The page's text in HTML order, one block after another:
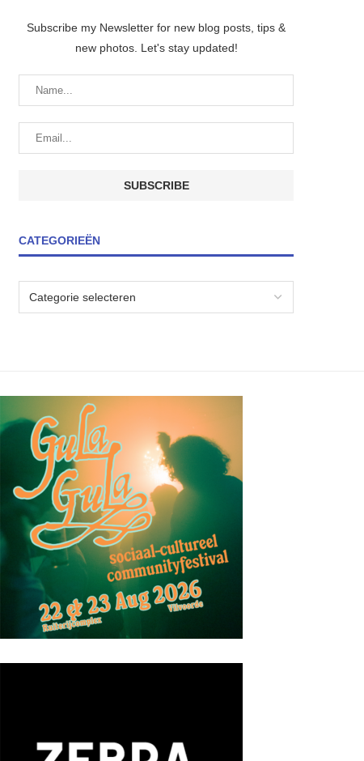
Subscribe my Newsletter for new blog posts, tips &
new photos. Let's stay updated!
CATEGORIEËN